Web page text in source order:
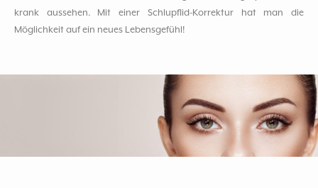
krank aussehen. Mit einer Schlupflid-Korrektur hat man die
Möglichkeit auf ein neues Lebensgefühl!